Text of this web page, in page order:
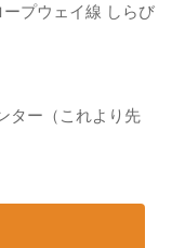
プウェイ線 しらび
ター（これより先